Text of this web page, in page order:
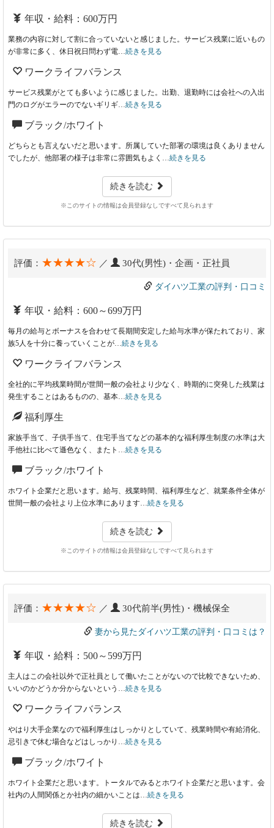
年収・給料：600万円
業務の内容に対して割に合っていないと感じました。サービス残業に近いもの
が非常に多く、休日祝日問わず電… 続きを見る
ワークライフバランス
サービス残業がとても多いように感じました。出勤、退勤時には会社への入出
門のログがエラーのでないギリギ… 続きを見る
ブラック/ホワイト
どちらとも言えないだと思います。所属していた部署の環境は良くありません
でしたが、他部署の様子は非常に雰囲気もよく… 続きを見る
続きを読む
※このサイトの情報は会員登録なしですべて見られます
評価： ★★★★☆ ／ 30代(男性)・企画・正社員
ダイハツ工業の評判・口コミ
年収・給料：600～699万円
毎月の給与とボーナスを合わせて長期間安定した給与水準が保たれており、家
族5人を十分に養っていくことが… 続きを見る
ワークライフバランス
全社的に平均残業時間が世間一般の会社より少なく、時期的に突発した残業は
発生することはあるものの、基本… 続きを見る
福利厚生
家族手当て、子供手当て、住宅手当てなどの基本的な福利厚生制度の水準は大
手他社に比べて遜色なく、またト… 続きを見る
ブラック/ホワイト
ホワイト企業だと思います。給与、残業時間、福利厚生など、就業条件全体が
世間一般の会社より上位水準にあります… 続きを見る
続きを読む
※このサイトの情報は会員登録なしですべて見られます
評価： ★★★★☆ ／ 30代前半(男性)・機械保全
妻から見たダイハツ工業の評判・口コミは？
年収・給料：500～599万円
主人はこの会社以外で正社員として働いたことがないので比較できないため、
いいのかどうか分からないという… 続きを見る
ワークライフバランス
やはり大手企業なので福利厚生はしっかりとしていて、残業時間や有給消化、
忌引きで休む場合などはしっかり… 続きを見る
ブラック/ホワイト
ホワイト企業だと思います。トータルでみるとホワイト企業だと思います。会
社内の人間関係とか社内の細かいことは… 続きを見る
続きを読む